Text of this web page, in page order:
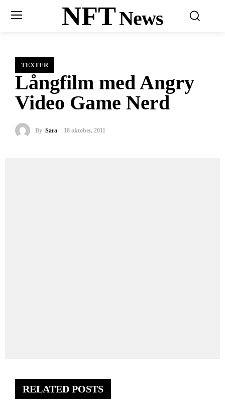
NFTNews
TEXTER
Långfilm med Angry
Video Game Nerd
By Sara 18 oktober, 2011
RELATED POSTS